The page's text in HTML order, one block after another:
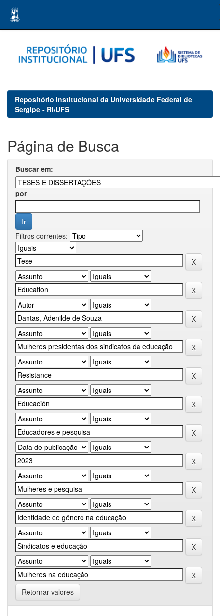
navigation
Repositório Institucional da Universidade Federal de
Sergipe - RI/UFS
Página de Busca
Buscar em:
por
Filtros correntes:
Retornar valores